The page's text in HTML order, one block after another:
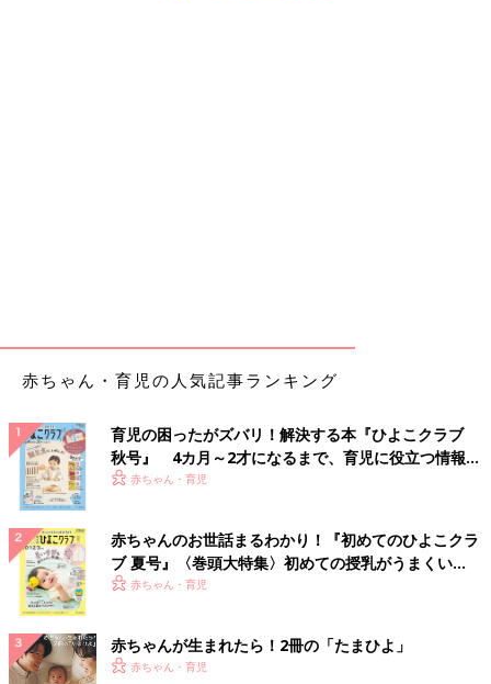
赤ちゃん・育児の人気記事ランキング
育児の困ったがズバリ！解決する本『ひよこクラブ
秋号』 4カ月～2才になるまで、育児に役立つ情報が
いっぱい！
赤ちゃん・育児
赤ちゃんのお世話まるわかり！『初めてのひよこクラ
ブ 夏号』〈巻頭大特集〉初めての授乳がうまくい
く！ おっぱい・ミルクの基本と夏のトラブル 解決テ
赤ちゃん・育児
赤ちゃんが生まれたら！2冊の「たまひよ」
赤ちゃん・育児